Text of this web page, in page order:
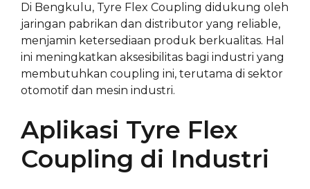
Di Bengkulu, Tyre Flex Coupling didukung oleh
jaringan pabrikan dan distributor yang reliable,
menjamin ketersediaan produk berkualitas. Hal
ini meningkatkan aksesibilitas bagi industri yang
membutuhkan coupling ini, terutama di sektor
otomotif dan mesin industri.
Aplikasi Tyre Flex
Coupling di Industri